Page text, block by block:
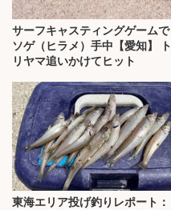
サーフキャスティングゲームで
ソゲ（ヒラメ）手中【愛知】 ト
リヤマ追いかけてヒット
東海エリア投げ釣りレポート：